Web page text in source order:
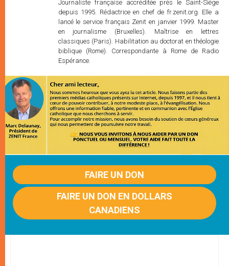
Journaliste française accréditée près le Saint-Siège
depuis 1995. Rédactrice en chef de fr.zenit.org. Elle a
lancé le service français Zenit en janvier 1999. Master
en journalisme (Bruxelles). Maîtrise en lettres
classiques (Paris). Habilitation au doctorat en théologie
biblique (Rome). Correspondante à Rome de Radio
Espérance.
FAIRE UN DON
FAIRE UN DON EN DOLLARS
CANADIENS